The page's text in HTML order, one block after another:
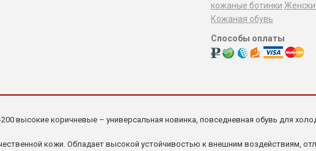
кожаные ботинки
Кожаная обувь
Способы оплаты
200 высокие коричневые – универсальная новинка, повседневная обувь для
кожи. Обладает высокой устойчивостью к внешним воздействиям,